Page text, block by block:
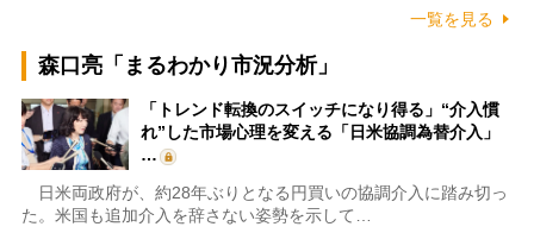
一覧を見る
森口亮「まるわかり市況分析」
「トレンド転換のスイッチになり得る」“介入慣
れ”した市場心理を変える「日米協調為替介入」
…
日米両政府が、約28年ぶりとなる円買いの協調介入に踏み切っ
た。米国も追加介入を辞さない姿勢を示して…